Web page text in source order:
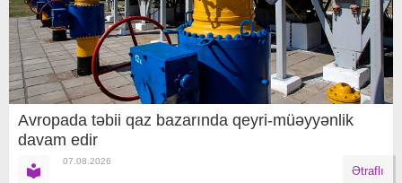
Avropada təbii qaz bazarında qeyri-müəyyənlik
davam edir
07.08.2026
Ətraflı